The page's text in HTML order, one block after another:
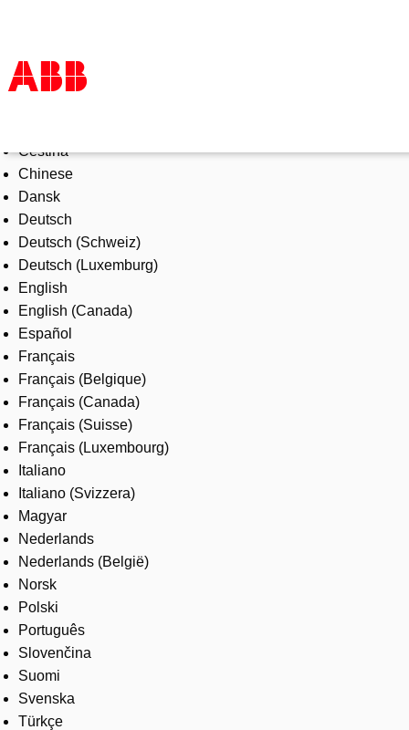
Products & Solutions
Industries
Services
About us
Where to buy
Contact us
Careers
Čeština
Chinese
Dansk
Deutsch
Deutsch (Schweiz)
Deutsch (Luxemburg)
English
English (Canada)
Español
Français
Français (Belgique)
Français (Canada)
Français (Suisse)
Français (Luxembourg)
Italiano
Italiano (Svizzera)
Magyar
Nederlands
Nederlands (België)
Norsk
Polski
Português
Slovenčina
Suomi
Svenska
Türkçe